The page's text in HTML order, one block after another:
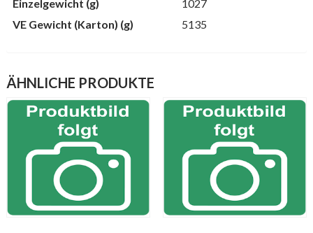
Einzelgewicht (g)
1027
VE Gewicht (Karton) (g)
5135
ÄHNLICHE PRODUKTE